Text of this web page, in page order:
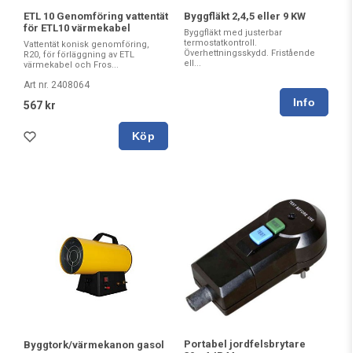
ETL 10 Genomföring vattentät
för ETL10 värmekabel
Vattentät konisk genomföring,
R20, för förläggning av ETL
värmekabel och Fros...
Art nr. 2408064
567 kr
Köp
Byggfläkt 2,4,5 eller 9 KW
Byggfläkt med justerbar
termostatkontroll.
Överhettningsskydd. Fristående
ell...
Byggtork/värmekanon gasol
Portabel jordfelsbrytare